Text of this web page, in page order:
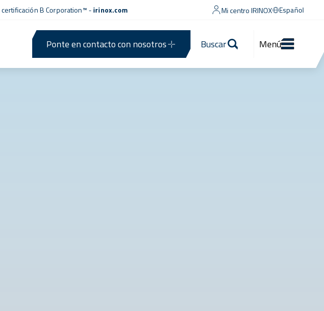
certificación B Corporation™ -irinox.com Mi centro IRINOX Español
Ponte en contacto con nosotros Buscar Menú